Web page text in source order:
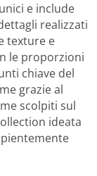
e include
realizzati
texture e
le proporzioni
chiave del
grazie al
scolpiti sul
ideata